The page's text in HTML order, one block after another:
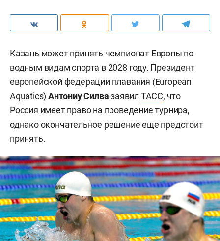
Казань может принять чемпионат Европы по
водным видам спорта в 2028 году. Президент
европейской федерации плавания (European
Aquatics) Антониу Силвазаявил ТАСС, что
Россия имеет право на проведение турнира,
однако окончательное решение еще предстоит
принять.